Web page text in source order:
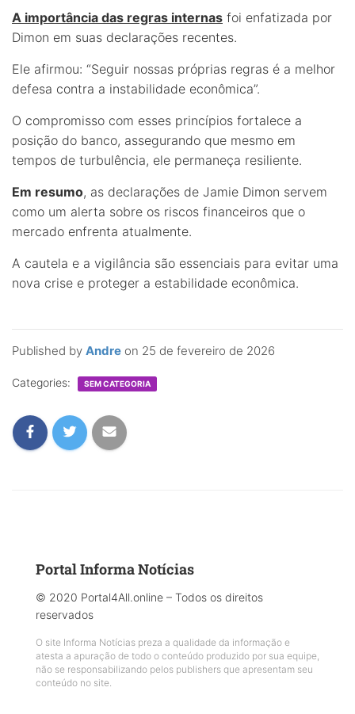
Published by Andre on 25 de fevereiro de 2026
A importância das regras internas foi enfatizada por
Dimon em suas declarações recentes.
Ele afirmou: “Seguir nossas próprias regras é a melhor
defesa contra a instabilidade econômica”.
O compromisso com esses princípios fortalece a
posição do banco, assegurando que mesmo em
tempos de turbulência, ele permaneça resiliente.
Em resumo, as declarações de Jamie Dimon servem
como um alerta sobre os riscos financeiros que o
mercado enfrenta atualmente.
A cautela e a vigilância são essenciais para evitar uma
nova crise e proteger a estabilidade econômica.
Categories: SEM CATEGORIA
Portal Informa Notícias
© 2020 Portal4All.online – Todos os direitos
reservados
O site Informa Notícias preza a qualidade da informação e
atesta a apuração de todo o conteúdo produzido por sua equipe,
não se responsabilizando pelos publishers que apresentam seu
conteúdo no site.